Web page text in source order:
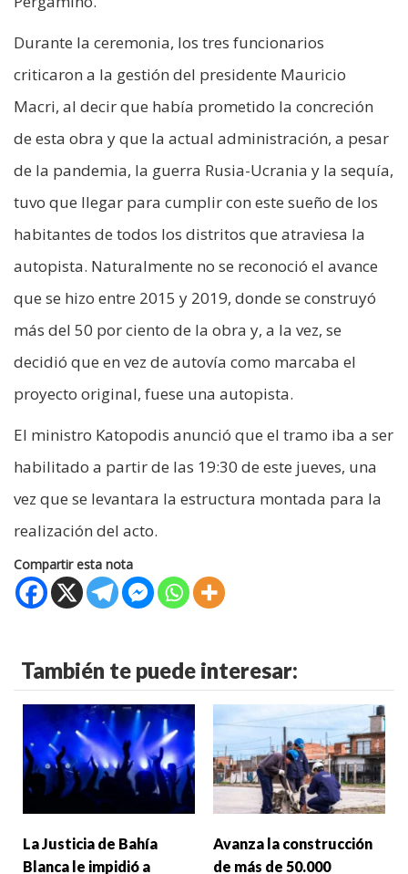
Durante la ceremonia, los tres funcionarios
criticaron a la gestión del presidente Mauricio
Macri, al decir que había prometido la concreción
de esta obra y que la actual administración, a pesar
de la pandemia, la guerra Rusia-Ucrania y la sequía,
tuvo que llegar para cumplir con este sueño de los
habitantes de todos los distritos que atraviesa la
autopista. Naturalmente no se reconoció el avance
que se hizo entre 2015 y 2019, donde se construyó
más del 50 por ciento de la obra y, a la vez, se
decidió que en vez de autovía como marcaba el
proyecto original, fuese una autopista.
El ministro Katopodis anunció que el tramo iba a ser
habilitado a partir de las 19:30 de este jueves, una
vez que se levantara la estructura montada para la
realización del acto.
Compartir esta nota
También te puede interesar:
La Justicia de Bahía
Blanca le impidió a
Avanza la construcción
de más de 50.000